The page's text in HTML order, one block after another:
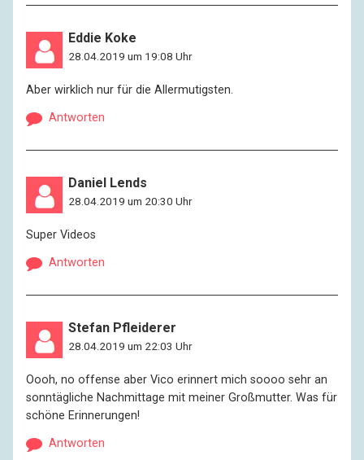
Eddie Koke
28.04.2019 um 19:08 Uhr
Aber wirklich nur für die Allermutigsten.
Antworten
Daniel Lends
28.04.2019 um 20:30 Uhr
Super Videos
Antworten
Stefan Pfleiderer
28.04.2019 um 22:03 Uhr
Oooh, no offense aber Vico erinnert mich soooo sehr an
sonntägliche Nachmittage mit meiner Großmutter. Was für
schöne Erinnerungen!
Antworten